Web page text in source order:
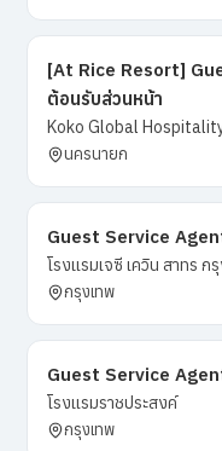
[At Rice Resort]
ต้อนรับส่วนหน้า
Koko Global
นครนายก
Guest Service
โรงแรมเจซี เควิน สาทร ก
กรุงเทพ
Guest Service
โรงแรมราชประสงค์
กรุงเทพ